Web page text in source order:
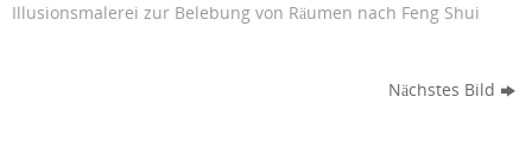
Illusionsmalerei zur Belebung von Räumen nach Feng Shui
Nächstes Bild